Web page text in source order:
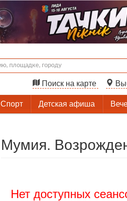
Поиск на карте
Спорт Детская афиша
Мумия.
Нет доступных